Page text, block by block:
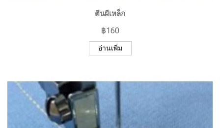
ตีนผีเหล็ก
฿160
อ่านเพิ่ม